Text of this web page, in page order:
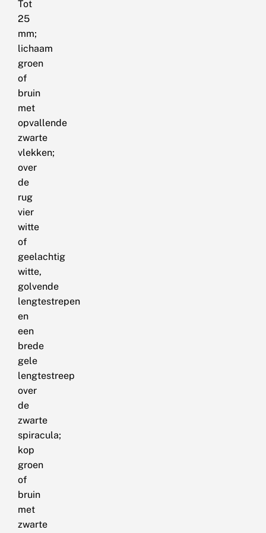
Tot
25
mm;
lichaam
groen
of
bruin
met
opvallende
zwarte
vlekken;
over
de
rug
vier
witte
of
geelachtig
witte,
golvende
lengtestrepen
en
een
brede
gele
lengtestreep
over
de
zwarte
spiracula;
kop
groen
of
bruin
met
zwarte